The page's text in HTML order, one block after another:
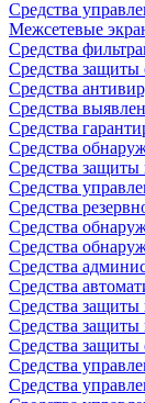
Средства
Межсетевые
Средства
Средства защиты
Средства
Средства
Средства
Средства
Средства защиты
Средства
Средства
Средства
Средства
Средства
Средства
Средства защиты
Средства защиты
Средства защиты
Средства
Средства